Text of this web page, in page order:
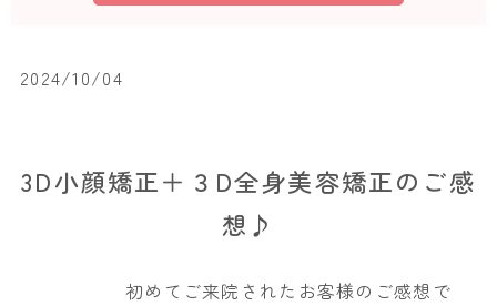
2024/10/04
3D小顔矯正＋３D全身美容矯正のご感
想♪
初めてご来院されたお客様のご感想で